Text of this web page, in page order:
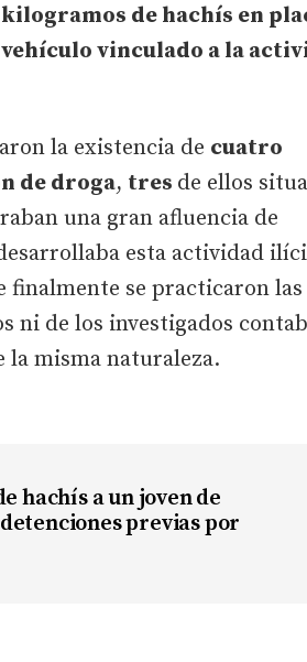
de hachís en
vehículo vinculado a la
la existencia de cuatro
de droga, tres de ellos
una gran afluencia de
esta actividad
se practicaron las
ni de los investigados
la misma naturaleza.
hachís a un joven de
previas por